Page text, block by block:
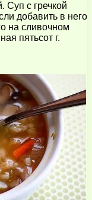
Суп с гречкой
добавить в него
на сливочном
пятьсот г.